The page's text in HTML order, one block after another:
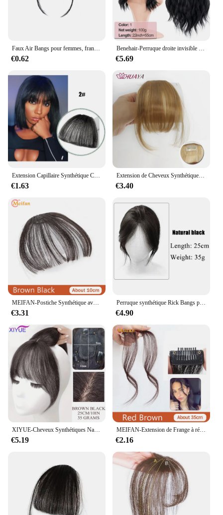
€0.62 €5.69
€1.63
Extension de Cheveux Synthétiques avec Frange à Air, Accessoire Capillaire en Fibre Naturelle Invisible
€3.40
€3.31
Perruque synthétique Rick Bangs pour femme, dessus de tête, augmentation de la quantité de cheveux, moelleux et couverture, morceau de perruque blanche
€4.90
€5.19
MEIFAN-Extension de Frange à réinitialisation Synthétique, Postiche Naturelle Soignée, Fausse Frange Topper, Postiche Invisible Clourse
€2.16